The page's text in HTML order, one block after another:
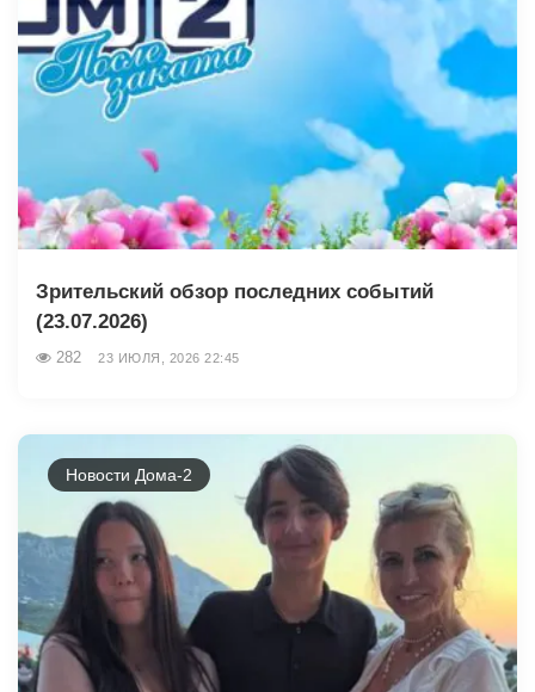
Зрительский обзор последних событий
(23.07.2026)
282 23 ИЮЛЯ, 2026 22:45
Новости Дома-2